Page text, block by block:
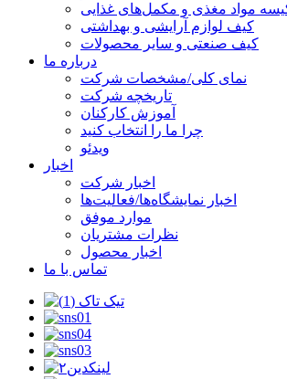
مواد مغذی و مکمل‌های غذایی
کیف لوازم آرایشی و بهداشتی
کیف صنعتی و سایر محصولات
درباره ما
نمای کلی/مشخصات شرکت
تاریخچه شرکت
آموزش کارکنان
چرا ما را انتخاب کنید
ویدئو
اخبار
اخبار شرکت
اخبار نمایشگاه‌ها/فعالیت‌ها
موارد موفق
نظرات مشتریان
اخبار محصول
تماس با ما